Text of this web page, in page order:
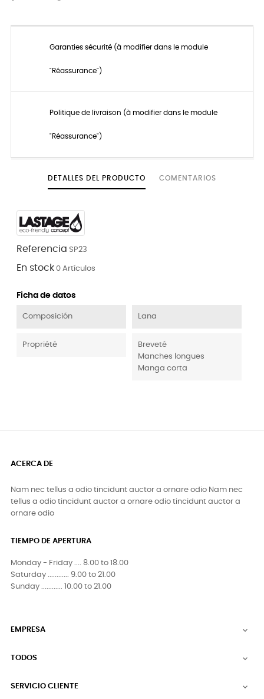
Garanties sécurité (à modifier dans le module
"Réassurance")
Politique de livraison (à modifier dans le module
"Réassurance")
DETALLES DEL PRODUCTO COMENTARIOS
Referencia SP23
En stock 0 Artículos
Ficha de datos
Composición Lana
Propriété
Breveté
Manches longues
Manga corta
ACERCA DE
Nam nec tellus a odio tincidunt auctor a ornare odio Nam nec
tellus a odio tincidunt auctor a ornare odio tincidunt auctor a
ornare odio
TIEMPO DE APERTURA
Monday - Friday .... 8.00 to 18.00
Saturday ............ 9.00 to 21.00
Sunday ............ 10.00 to 21.00
EMPRESA 
TODOS 
SERVICIO CLIENTE 